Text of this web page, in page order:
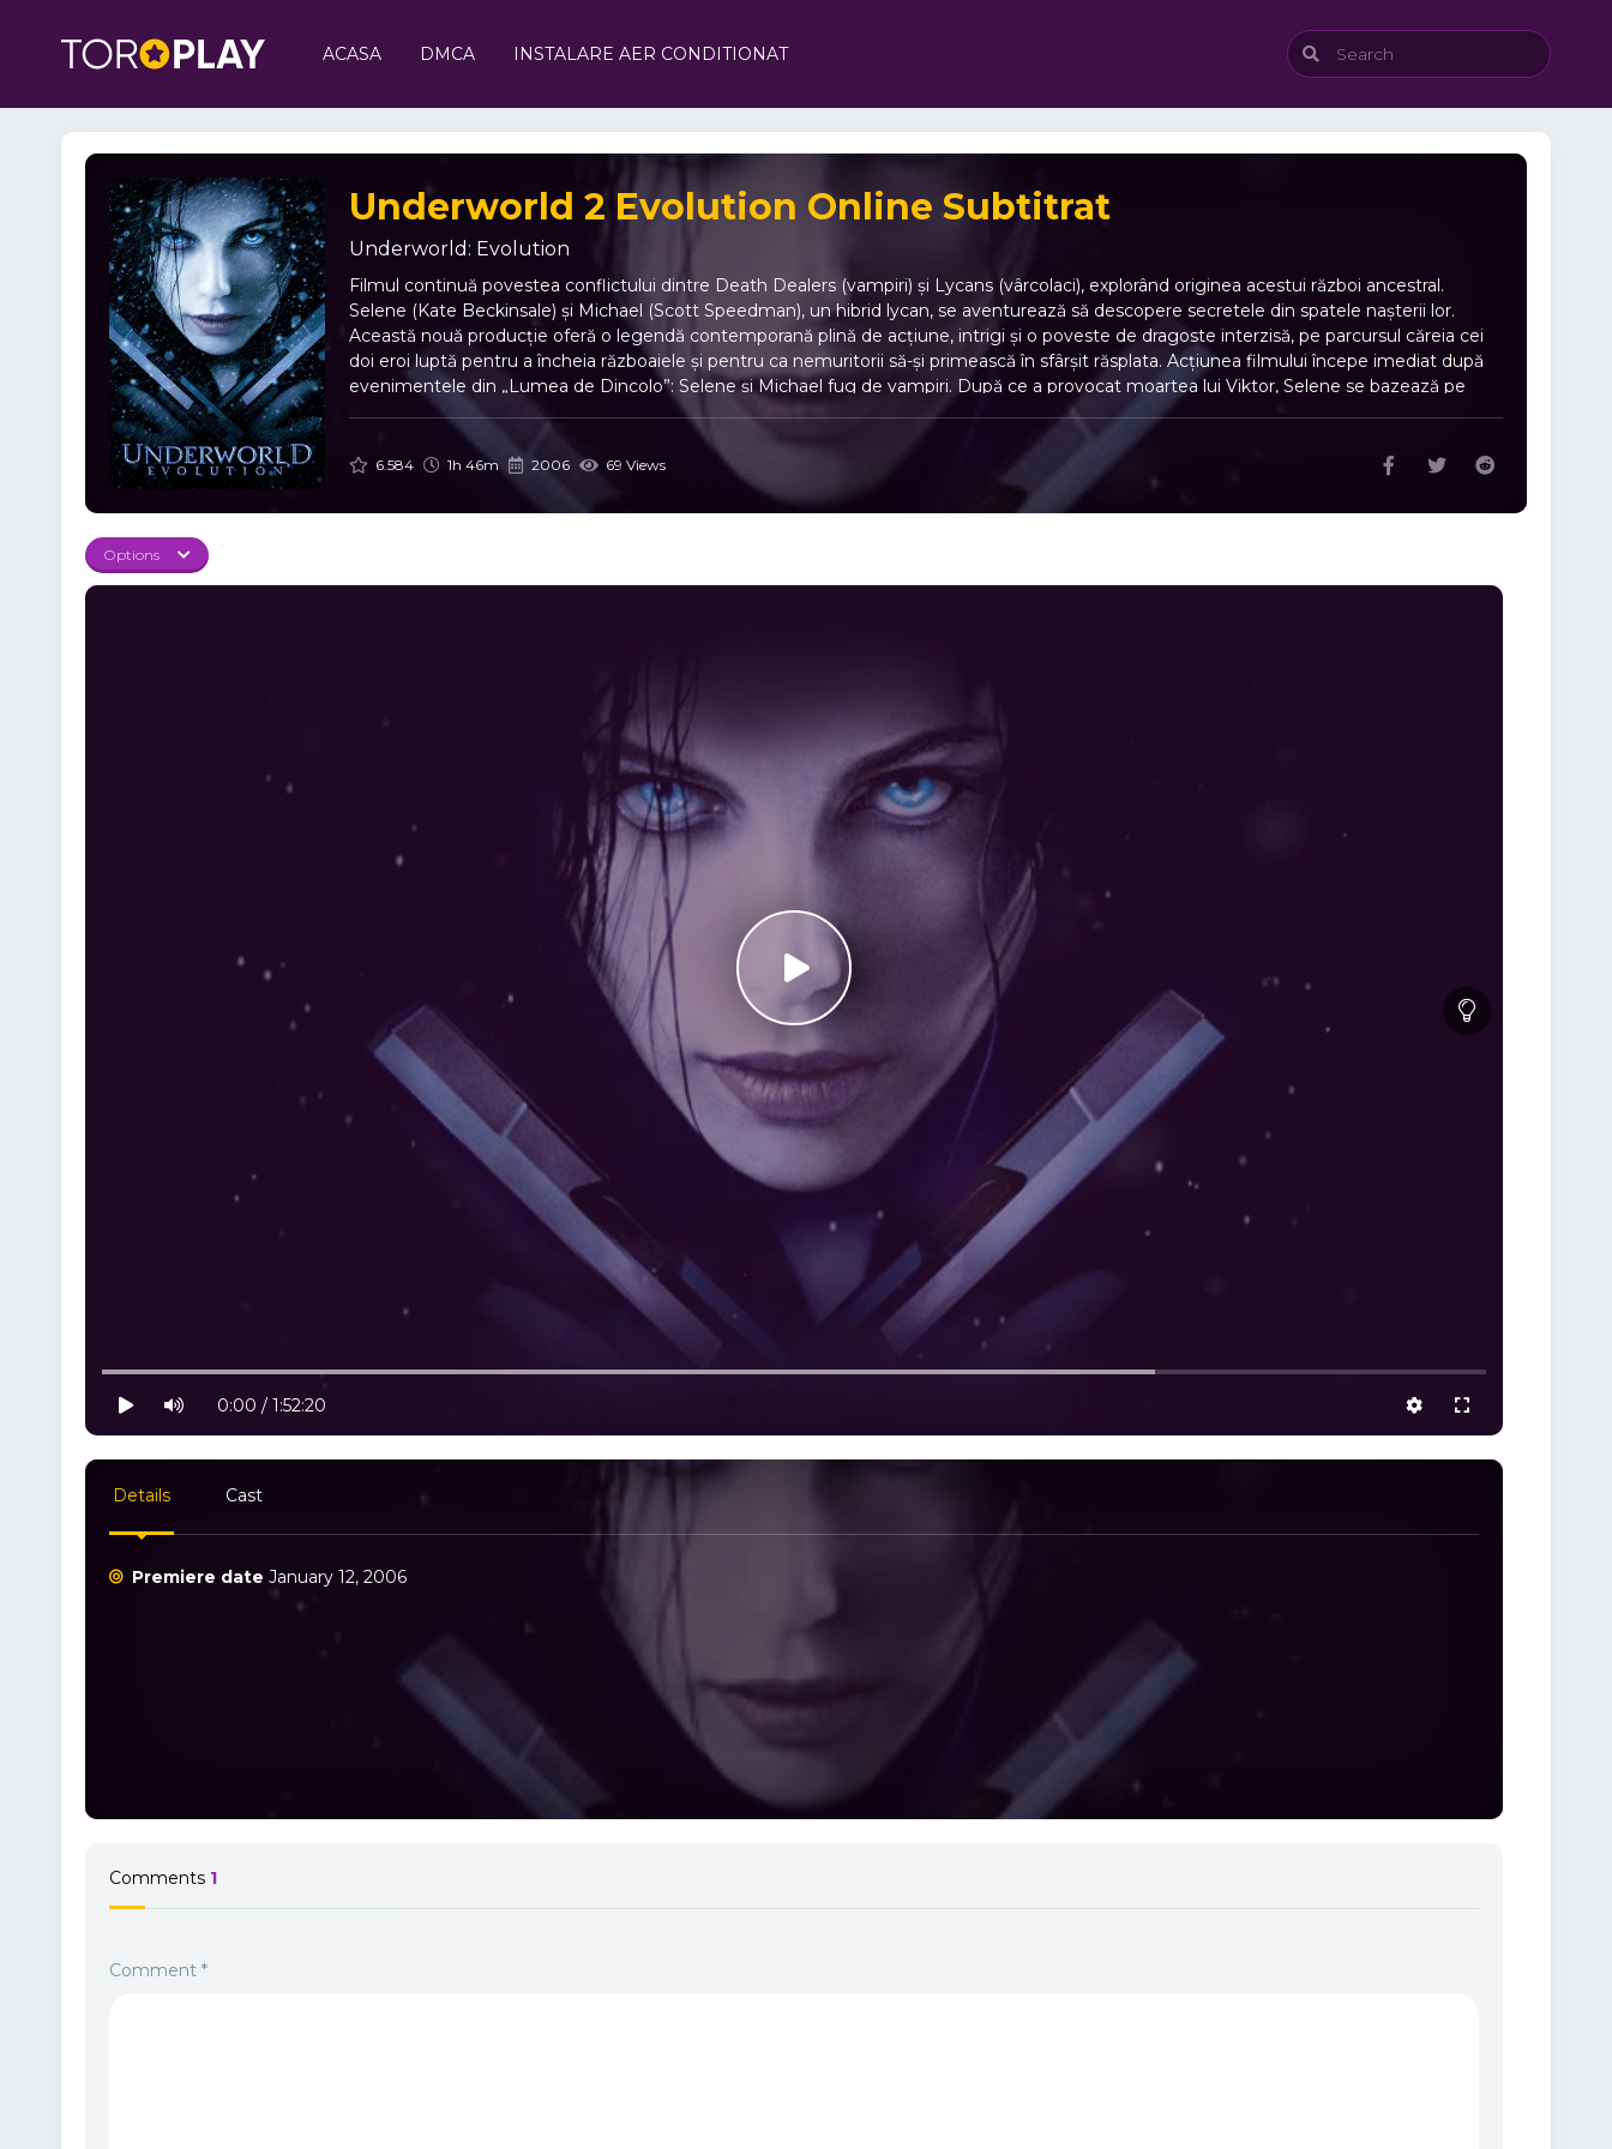
ACASA DMCA INSTALARE AER CONDITIONAT
Underworld 2 Evolution Online Subtitrat
Underworld: Evolution
Filmul continuă povestea conflictului dintre Death Dealers (vampiri) și Lycans (vârcolaci), explorând originea acestui război ancestral.
Selene (Kate Beckinsale) și Michael (Scott Speedman), un hibrid lycan, se aventurează să descopere secretele din spatele nașterii lor.
Această nouă producție oferă o legendă contemporană plină de acțiune, intrigi și o poveste de dragoste interzisă, pe parcursul căreia cei
doi eroi luptă pentru a încheia războaiele și pentru ca nemuritorii să-și primească în sfârșit răsplata. Acțiunea filmului începe imediat după
evenimentele din „Lumea de Dincolo”: Selene și Michael fug de vampiri. După ce a provocat moartea lui Viktor, Selene se bazează pe
ajutorul ultimului bătrân rămas, Marcus. Însă Marcus s-a trezit și a dobândit o putere considerabilă, dorind acum să-l elibereze pe fratele său
lycan, William, din captivitate. Timpul este limitat, iar Selene și Michael trebuie să adune ultimele indicii pentru a dezvălui misterele legate
de descendența lor și a-l opri pe Marcus înainte de a fi prea târziu. Această poveste modernă despre acțiune, conspirații și dragoste
interzisă îi va conduce pe eroi într-o luptă decisivă pentru a preveni izbucnirea războiului, deoarece nemuritorii sunt datori să plătească
pentru faptele lor.
6.584 1h 46m 2006 69 Views
Options
10% progress
play
volume0:00 / 1:52:20 settings
Details Cast
Premiere date January 12, 2006
Comments 1
Comment *